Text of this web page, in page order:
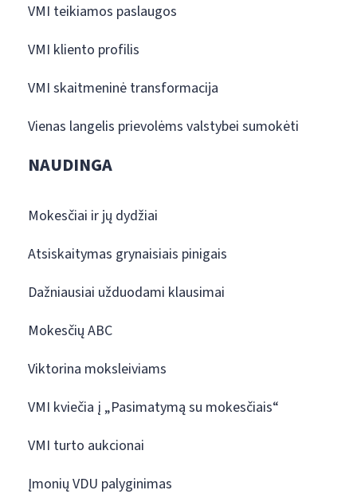
VMI teikiamos paslaugos
VMI kliento profilis
VMI skaitmeninė transformacija
Vienas langelis prievolėms valstybei sumokėti
NAUDINGA
Mokesčiai ir jų dydžiai
Atsiskaitymas grynaisiais pinigais
Dažniausiai užduodami klausimai
Mokesčių ABC
Viktorina moksleiviams
VMI kviečia į „Pasimatymą su mokesčiais“
VMI turto aukcionai
Įmonių VDU palyginimas